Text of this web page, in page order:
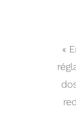
«